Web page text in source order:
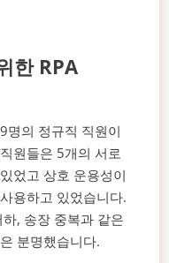
한 RPA
명의 정규직 직원이
원들은 5개의 서로
었고 상호 운용성이
용하고 있었습니다.
, 송장 중복과 같은
분명했습니다.